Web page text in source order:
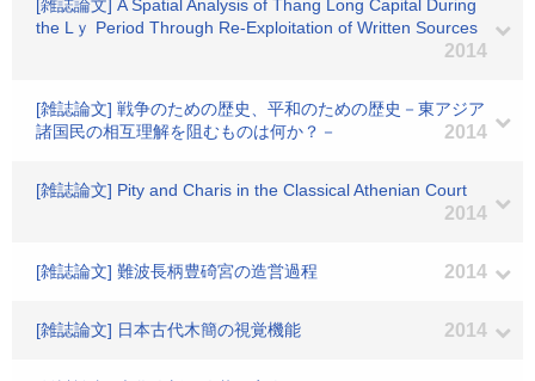
[雑誌論文] A Spatial Analysis of Thang Long Capital During
the Lｙ Period Through Re-Exploitation of Written Sources
2014
[雑誌論文] 戦争のための歴史、平和のための歴史－東アジア
諸国民の相互理解を阻むものは何か？－
2014
[雑誌論文] Pity and Charis in the Classical Athenian Court
2014
[雑誌論文] 難波長柄豊碕宮の造営過程 2014
[雑誌論文] 日本古代木簡の視覚機能 2014